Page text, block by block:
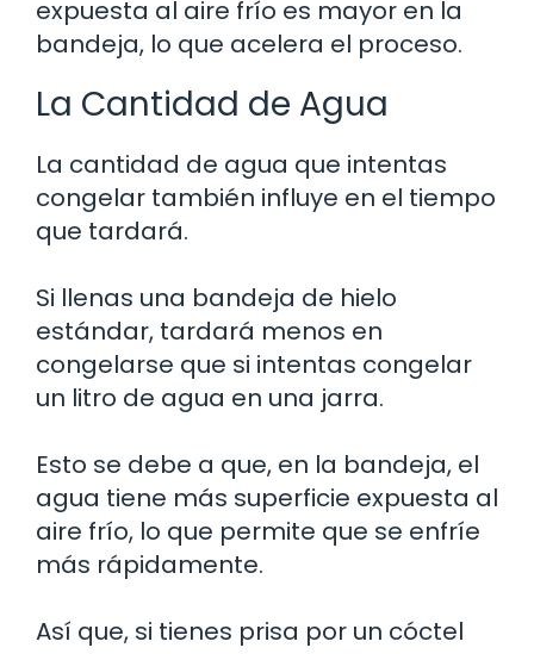
expuesta al aire frío es mayor en la
bandeja, lo que acelera el proceso.
La Cantidad de Agua
La cantidad de agua que intentas
congelar también influye en el tiempo
que tardará.
Si llenas una bandeja de hielo
estándar, tardará menos en
congelarse que si intentas congelar
un litro de agua en una jarra.
Esto se debe a que, en la bandeja, el
agua tiene más superficie expuesta al
aire frío, lo que permite que se enfríe
más rápidamente.
Así que, si tienes prisa por un cóctel